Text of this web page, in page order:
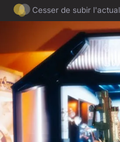
Cesser de subir